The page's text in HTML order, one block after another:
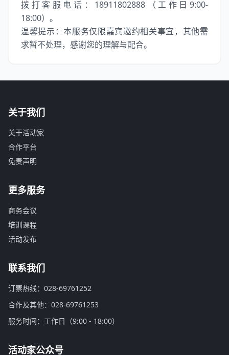
拨打客服电话：18911802888（工作日9:00-
18:00）。
温馨提示：本服务仅限嘉宾邀约相关事宜，其他需
求暂不处理，感谢您的理解与配合。
关于我们
关于活动家
合作平台
免责声明
更多服务
商务会议
培训课程
活动发布
联系我们
订票热线：028-69761252
合作及其他：028-69761253
服务时间：工作日（9:00 - 18:00）
活动家公众号